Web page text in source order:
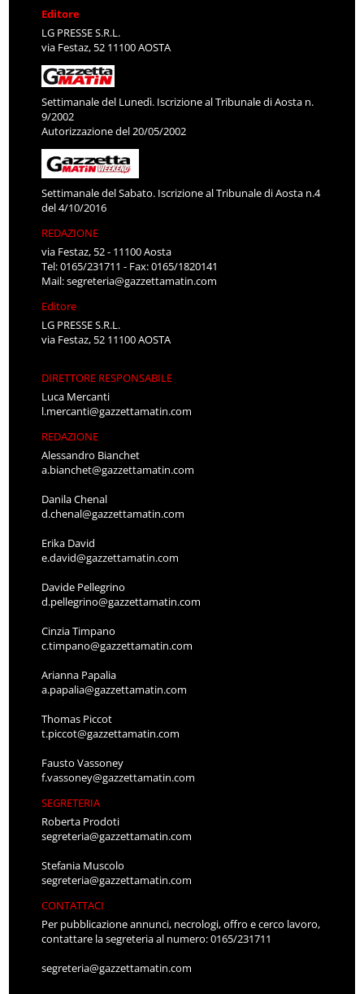
Editore
LG PRESSE S.R.L.
via Festaz, 52 11100 AOSTA
Settimanale del Lunedì. Iscrizione al Tribunale di Aosta n.
9/2002
Autorizzazione del 20/05/2002
Settimanale del Sabato. Iscrizione al Tribunale di Aosta n.4
del 4/10/2016
REDAZIONE
via Festaz, 52 - 11100 Aosta
Tel: 0165/231711 - Fax: 0165/1820141
Mail:segreteria@gazzettamatin.com
Editore
LG PRESSE S.R.L.
via Festaz, 52 11100 AOSTA
DIRETTORE RESPONSABILE
Luca Mercanti
l.mercanti@gazzettamatin.com
REDAZIONE
Alessandro Bianchet
a.bianchet@gazzettamatin.com
Danila Chenal
d.chenal@gazzettamatin.com
Erika David
e.david@gazzettamatin.com
Davide Pellegrino
d.pellegrino@gazzettamatin.com
Cinzia Timpano
c.timpano@gazzettamatin.com
Arianna Papalia
a.papalia@gazzettamatin.com
Thomas Piccot
t.piccot@gazzettamatin.com
Fausto Vassoney
f.vassoney@gazzettamatin.com
SEGRETERIA
Roberta Prodoti
segreteria@gazzettamatin.com
Stefania Muscolo
segreteria@gazzettamatin.com
CONTATTACI
Per pubblicazione annunci, necrologi, offro e cerco lavoro,
contattare la segreteria al numero: 0165/231711
segreteria@gazzettamatin.com